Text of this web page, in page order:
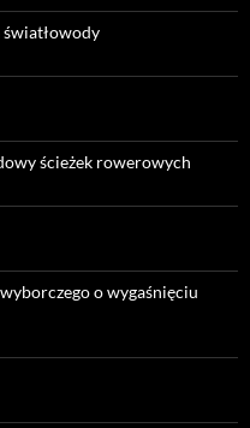
ścieżek rowerowych
o wygaśnięciu